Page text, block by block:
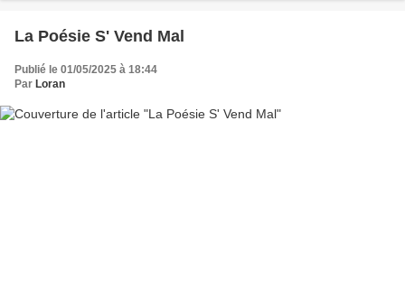
La Poésie S' Vend Mal
Publié le 01/05/2025 à 18:44
Par Loran